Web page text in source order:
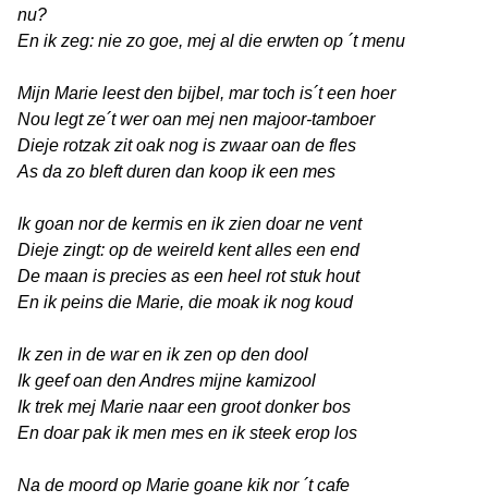
nu?
En ik zeg: nie zo goe, mej al die erwten op ´t menu
Mijn Marie leest den bijbel, mar toch is´t een hoer
Nou legt ze´t wer oan mej nen majoor-tamboer
Dieje rotzak zit oak nog is zwaar oan de fles
As da zo bleft duren dan koop ik een mes
Ik goan nor de kermis en ik zien doar ne vent
Dieje zingt: op de weireld kent alles een end
De maan is precies as een heel rot stuk hout
En ik peins die Marie, die moak ik nog koud
Ik zen in de war en ik zen op den dool
Ik geef oan den Andres mijne kamizool
Ik trek mej Marie naar een groot donker bos
En doar pak ik men mes en ik steek erop los
Na de moord op Marie goane kik nor ´t cafe